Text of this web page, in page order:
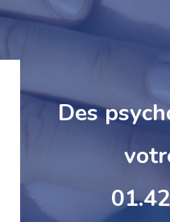
Des